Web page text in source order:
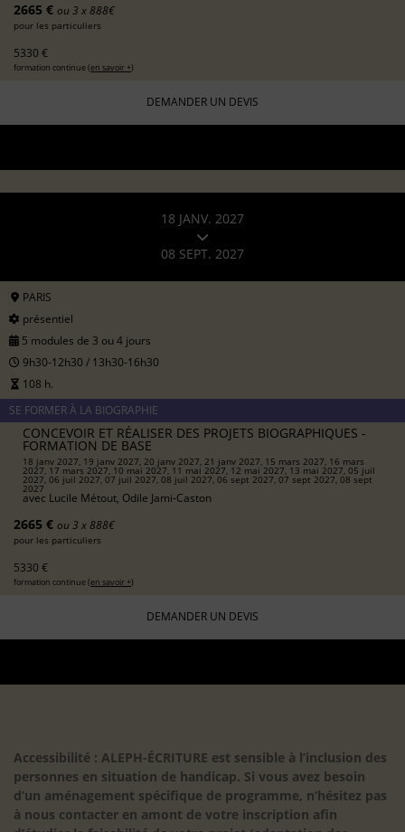
2665 € ou 3 x 888€
pour les particuliers
5330 €
formation continue (en savoir +)
DEMANDER UN DEVIS
18 JANV. 2027
08 SEPT. 2027
PARIS
présentiel
5 modules de 3 ou 4 jours
9h30-12h30 / 13h30-16h30
108 h.
SE FORMER À LA BIOGRAPHIE
CONCEVOIR ET RÉALISER DES PROJETS BIOGRAPHIQUES -
FORMATION DE BASE
18 janv 2027, 19 janv 2027, 20 janv 2027, 21 janv 2027, 15 mars 2027, 16 mars
2027, 17 mars 2027, 10 mai 2027, 11 mai 2027, 12 mai 2027, 13 mai 2027, 05 juil
2027, 06 juil 2027, 07 juil 2027, 08 juil 2027, 06 sept 2027, 07 sept 2027, 08 sept
2027
avec Lucile Métout, Odile Jami-Caston
2665 € ou 3 x 888€
pour les particuliers
5330 €
formation continue (en savoir +)
DEMANDER UN DEVIS
Accessibilité : ALEPH-ÉCRITURE est sensible à l’inclusion des
personnes en situation de handicap. Si vous avez besoin
d’un aménagement spécifique de programme, n’hésitez pas
à nous contacter en amont de votre inscription afin